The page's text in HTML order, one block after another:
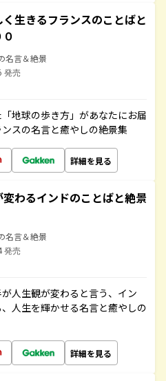
く生きるフランスのことばと
名言＆絶景
発売
地球の歩き方」があなたにお届
スの名言と癒やしの絶景集
詳細を見る
わるインドのことばと絶景
名言＆絶景
発売
人生観が変わると言う、イン
人生を輝かせる名言と癒やしの
詳細を見る